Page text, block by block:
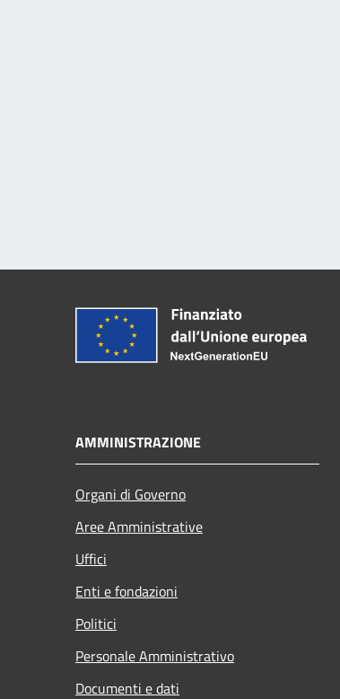
AMMINISTRAZIONE
Organi di Governo
Aree Amministrative
Uffici
Enti e fondazioni
Politici
Personale Amministrativo
Documenti e dati